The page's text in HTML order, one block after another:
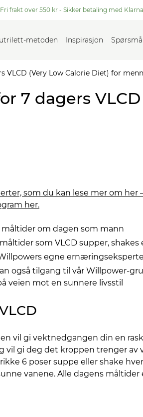
Fri frakt over 550 kr - Sikker betaling med Klarna
metoden Inspirasjon
VLCD (Very Low Calorie Diet) for menn
7 dagers
som du kan lese mer om her
her.
om dagen som mann
som VLCD supper, shakes
egne
også tilgang til vår Willpower-
veien mot en sunnere livsstil
vil gi vektnedgangen din en
gi deg det kroppen trenger av
6 poser suppe eller shake
vanene. Alle dagens